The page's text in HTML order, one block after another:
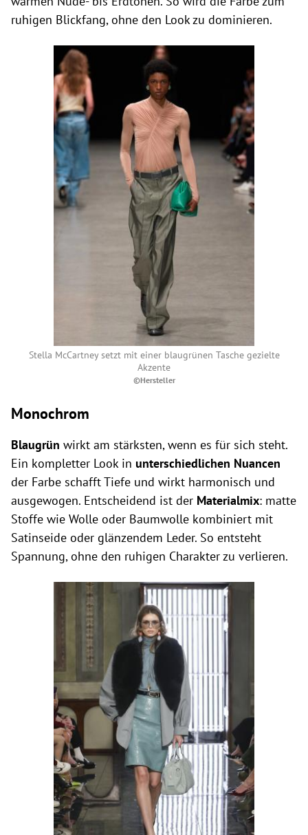
ruhigen Blickfang, ohne den Look zu dominieren.
Stella McCartney setzt mit einer blaugrünen Tasche gezielte
Akzente
©Hersteller
Monochrom
Blaugrün wirkt am stärksten, wenn es für sich steht.
Ein kompletter Look in unterschiedlichen Nuancen
der Farbe schafft Tiefe und wirkt harmonisch und
ausgewogen. Entscheidend ist der Materialmix: matte
Stoffe wie Wolle oder Baumwolle kombiniert mit
Satinseide oder glänzendem Leder. So entsteht
Spannung, ohne den ruhigen Charakter zu verlieren.